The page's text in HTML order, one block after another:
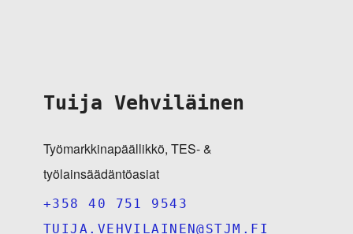
Tuija Vehviläinen
Työmarkkinapäällikkö, TES- &
työlainsäädäntöasiat
+358 40 751 9543
TUIJA.VEHVILAINEN@STJM.FI